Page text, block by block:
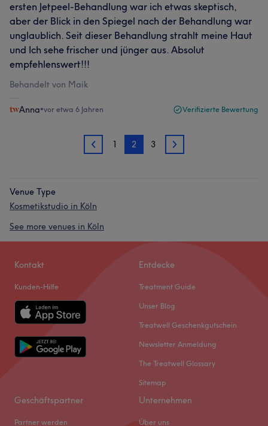
ersten Jetpeel-Behandlung war ich etwas skeptisch,
aber der Blick in den Spiegel nach der Behandlung war
unglaublich. Seit dieser Behandlung strahlt meine Haut
und Ich sehe frischer und jünger aus. Absolut
empfehlenswert!!!
Behandelt von Maik
Anna•vor etwa 6 Jahren Verifizierte Bewertung
1 1 2 3 3
Venue Type
Kosmetikstudio in Köln
See more venues in Köln
Kontakt
Kunden-Hilfe
Entdecke
Treatment Guide
Unser Blog
Treatwell Geschenkgutschein
Newsletter Anmeldung
The Treatwell Glossary
Sitemap
Geschäftspartner
Partner werden
Unternehmen
Über uns